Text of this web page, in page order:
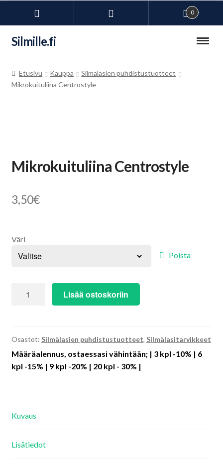
Siirry
navigointiin
Siirry
sisältöön
Silmille.fi
Kuivien silmien hoito
Ravintolisät
Uimalasit omilla voimakkuuksilla
Verkkokaupan peruuttamisohje
Kirjaudu ulos
Etusivu Kauppa
Silmälasien puhdistustuotteet
Mikrokuituliina Centrostyle
Mikrokuituliina Centrostyle
3,50€
Väri
Poista
Lisää ostoskoriin
Osastot: Silmälasien puhdistustuotteet, Silmälasitarvikkeet
Määräalennus, ostaessasi vähintään; | 3 kpl -10% | 6
kpl -15% | 9 kpl -20% | 20 kpl - 30% |
Kuvaus
Lisätiedot
0